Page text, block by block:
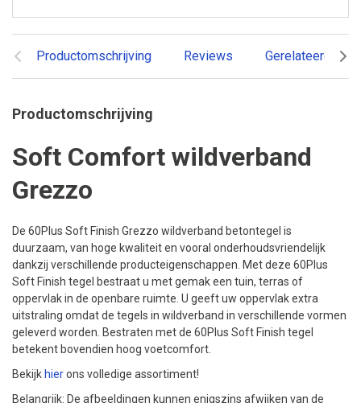
Productomschrijving Reviews Gerelateerde
Productomschrijving
Soft Comfort wildverband
Grezzo
De 60Plus Soft Finish Grezzo wildverband betontegel is
duurzaam, van hoge kwaliteit en vooral onderhoudsvriendelijk
dankzij verschillende producteigenschappen. Met deze 60Plus
Soft Finish tegel bestraat u met gemak een tuin, terras of
oppervlak in de openbare ruimte. U geeft uw oppervlak extra
uitstraling omdat de tegels in wildverband in verschillende vormen
geleverd worden. Bestraten met de 60Plus Soft Finish tegel
betekent bovendien hoog voetcomfort.
Bekijk hierons volledige assortiment!
Belangrijk: De afbeeldingen kunnen enigszins afwijken van de